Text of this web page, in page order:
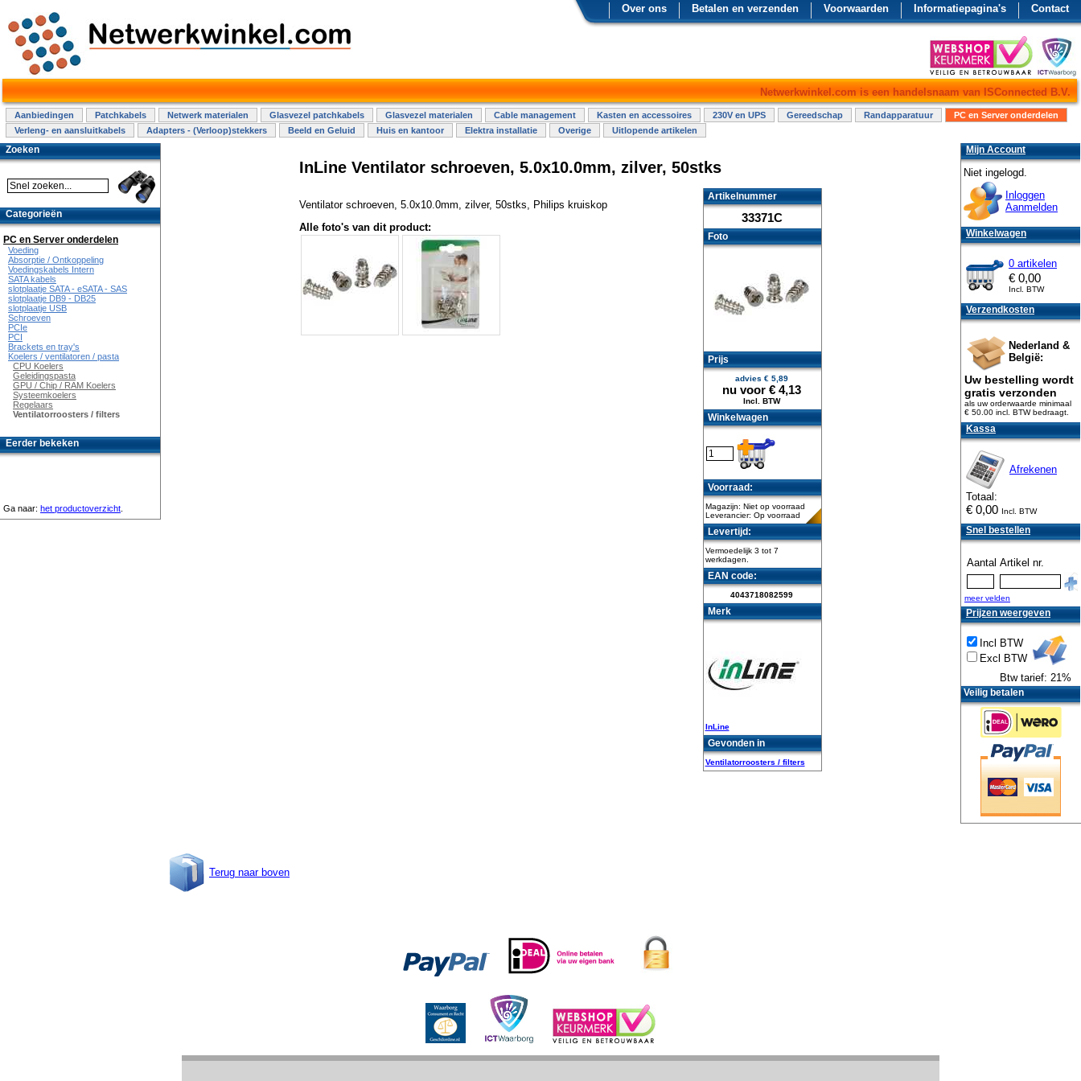
Contact
Informatiepagina's
Voorwaarden
Betalen en verzenden
Over ons
Netwerkwinkel.com is een handelsnaam van ISConnected B.V.
Aanbiedingen Patchkabels Netwerk materialen Glasvezel patchkabels Glasvezel materialen Cable management Kasten en accessoires 230V en UPS Gereedschap Randapparatuur
PC en Server onderdelen
Verleng- en aansluitkabels
Adapters - (Verloop)stekkers Beeld en Geluid Huis en kantoor Elektra installatie Overige Uitlopende artikelen
InLine Ventilator schroeven, 5.0x10.0mm, zilver, 50stks
Artikelnummer
33371C
Foto
Prijs
advies € 5,89
nu voor € 4,13
Incl. BTW
Winkelwagen
Voorraad:
Magazijn: Niet op voorraad
Leverancier: Op voorraad
Levertijd:
Vermoedelijk 3 tot 7
werkdagen.
EAN code:
4043718082599
Merk
InLine
Gevonden in
Ventilatorroosters / filters
Ventilator schroeven, 5.0x10.0mm, zilver, 50stks, Philips kruiskop
Alle foto's van dit product:
Terug naar boven
Zoeken
Categorieën
PC en Server onderdelen
Voeding
Absorptie / Ontkoppeling
Voedingskabels Intern
SATA kabels
slotplaatje SATA - eSATA - SAS
slotplaatje DB9 - DB25
slotplaatje USB
Schroeven
PCIe
PCI
Brackets en tray's
Koelers / ventilatoren / pasta
CPU Koelers
Geleidingspasta
GPU / Chip / RAM Koelers
Systeemkoelers
Regelaars
Ventilatorroosters / filters
Eerder bekeken
Ga naar: het productoverzicht
Mijn Account
Niet ingelogd.
Inloggen
Aanmelden
Winkelwagen
0 artikelen
€ 0,00
Incl. BTW
Verzendkosten
Nederland &
België:
Uw bestelling wordt
gratis verzonden
als uw orderwaarde minimaal
€ 50.00 incl. BTWbedraagt.
Kassa
Afrekenen
Totaal:
€ 0,00 Incl. BTW
Snel bestellen
Aantal Artikel nr.
meer velden
Prijzen weergeven
Incl BTW
Excl BTW
Btw tarief: 21%
Veilig betalen